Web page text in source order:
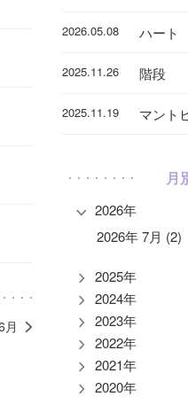
月
2026.05.08 ハート
2025.11.26 階段
2025.11.19 マント
月
2026年
2026年 7月 (2)
2025年
2024年
2023年
2022年
2021年
2020年